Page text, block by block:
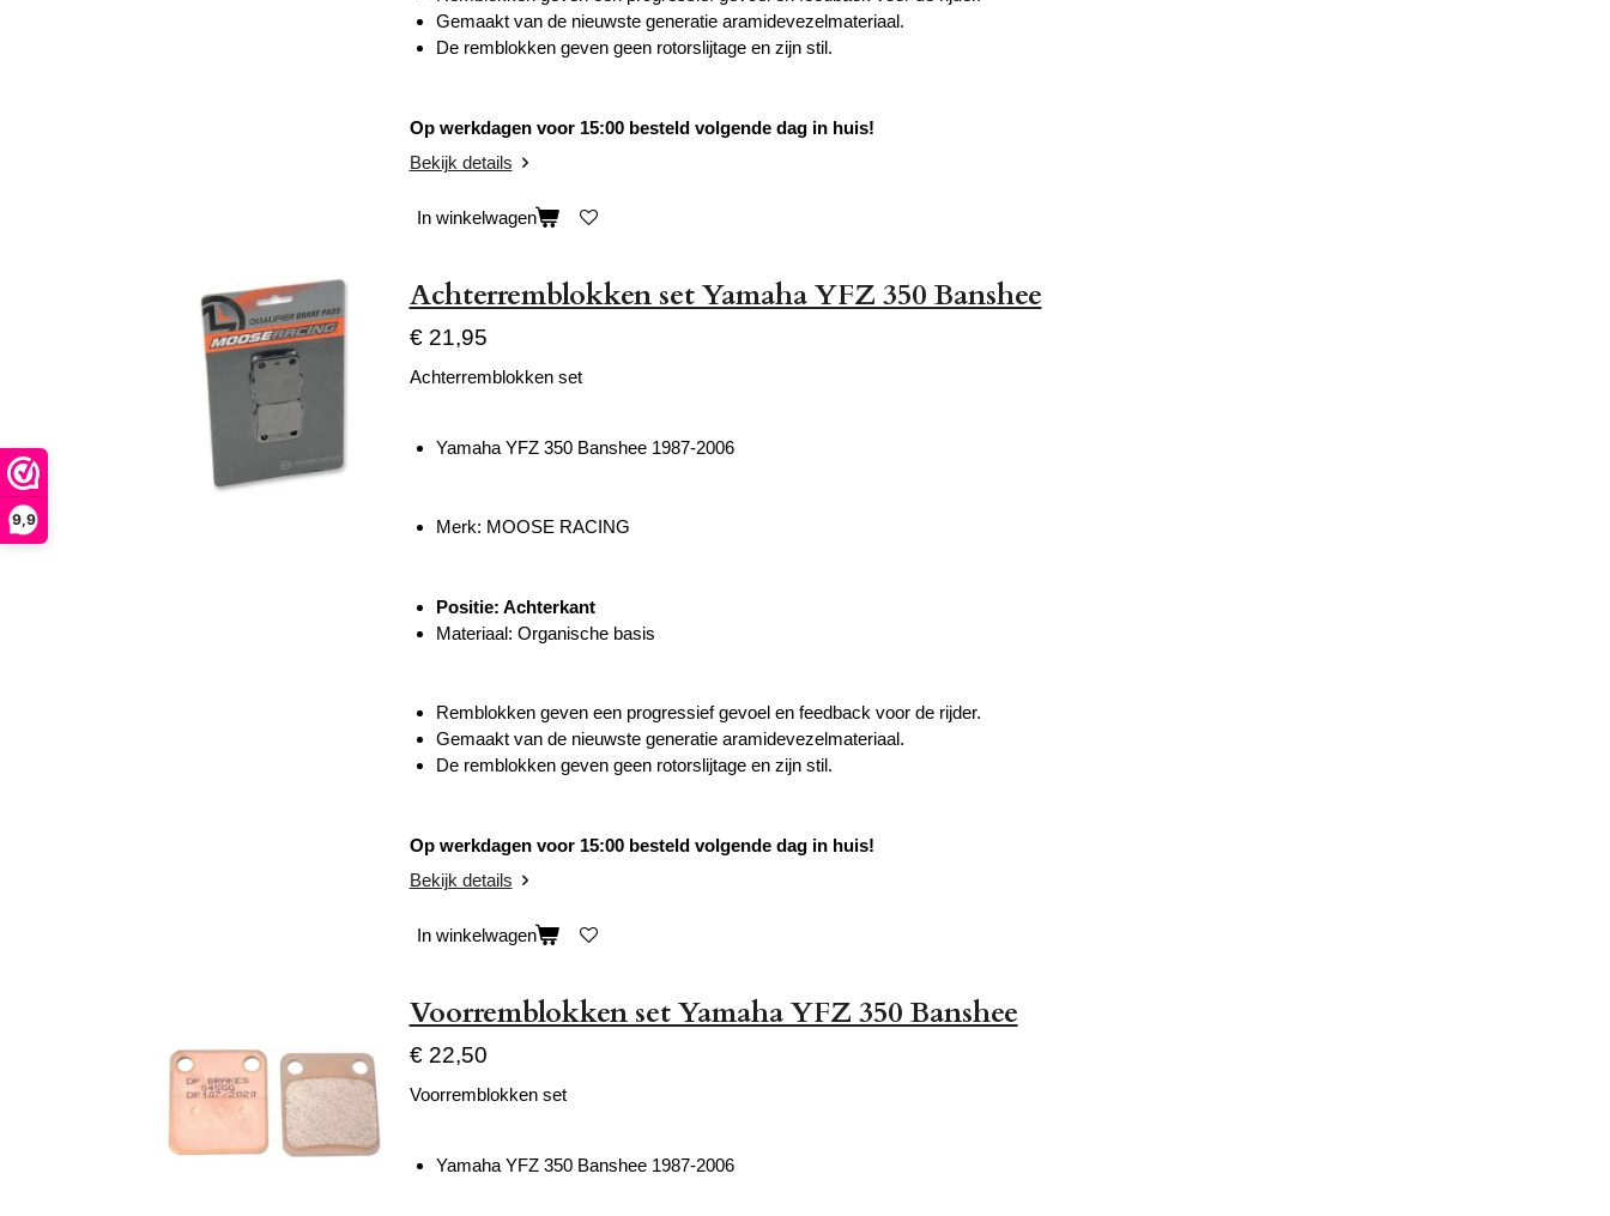
9,9
Gemaakt van de nieuwste generatie aramidevezelmateriaal.
De remblokken geven geen rotorslijtage en zijn stil.
Op werkdagen voor 15:00 besteld volgende dag in huis!
Bekijk details
In winkelwagen
Achterremblokken set Yamaha YFZ 350 Banshee
€ 21,95
Achterremblokken set
Yamaha YFZ 350 Banshee 1987-2006
Merk: MOOSE RACING
Positie: Achterkant
Materiaal: Organische basis
Remblokken geven een progressief gevoel en feedback voor de rijder.
Gemaakt van de nieuwste generatie aramidevezelmateriaal.
De remblokken geven geen rotorslijtage en zijn stil.
Op werkdagen voor 15:00 besteld volgende dag in huis!
Bekijk details
In winkelwagen
Voorremblokken set Yamaha YFZ 350 Banshee
€ 22,50
Voorremblokken set
Yamaha YFZ 350 Banshee 1987-2006